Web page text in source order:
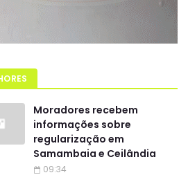
Moradores recebem
informações sobre
regularização em
Samambaia e Ceilândia
09:34